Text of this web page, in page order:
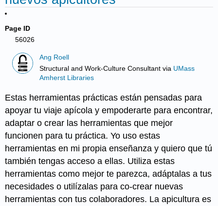
Page ID
56026
Ang Roell
Structural and Work-Culture Consultant via UMass
Amherst Libraries
Estas herramientas prácticas están pensadas para
apoyar tu viaje apícola y empoderarte para encontrar,
adaptar o crear las herramientas que mejor
funcionen para tu práctica. Yo uso estas
herramientas en mi propia enseñanza y quiero que tú
también tengas acceso a ellas. Utiliza estas
herramientas como mejor te parezca, adáptalas a tus
necesidades o utilízalas para co-crear nuevas
herramientas con tus colaboradores. La apicultura es